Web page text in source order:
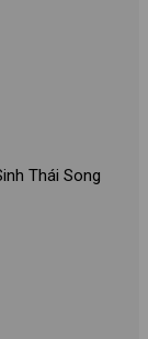
Thái Song